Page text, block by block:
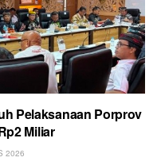
Pelaksanaan Porprov
Miliar
2026